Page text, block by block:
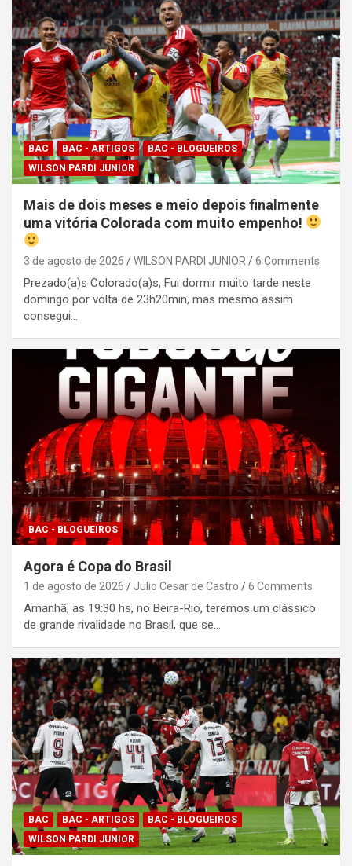
BAC BAC - ARTIGOS
BAC - BLOGUEIROS
WILSON PARDI JUNIOR
Mais de dois meses e meio depois finalmente
uma vitória Colorada com muito empenho!
3 de agosto de 2026 WILSON PARDI JUNIOR 6 Comments
Prezado(a)s Colorado(a)s, Fui dormir muito tarde neste
domingo por volta de 23h20min, mas mesmo assim
consegui…
BAC - BLOGUEIROS
Agora é Copa do Brasil
1 de agosto de 2026 Julio Cesar de Castro 6 Comments
Amanhã, as 19:30 hs, no Beira-Rio, teremos um clássico
de grande rivalidade no Brasil, que se…
BAC BAC - ARTIGOS
BAC - BLOGUEIROS
WILSON PARDI JUNIOR